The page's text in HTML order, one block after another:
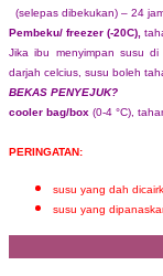
(selepas dibekukan) – 24
Pembeku/ freezer (-20C),
Jika ibu menyimpan susu
darjah celcius, susu boleh
BEKAS PENYEJUK?
cooler bag/box (0-4 °C),
PERINGATAN:
susu yang dah
susu yang